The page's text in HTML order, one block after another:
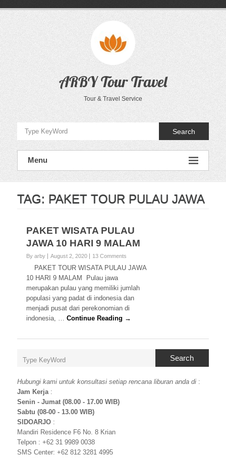
ARBY Tour Travel
Tour & Travel Service
Search
Menu
TAG: PAKET TOUR PULAU JAWA
PAKET WISATA PULAU
JAWA 10 HARI 9 MALAM
By arby August 2, 2020 13 Comments
PAKET TOUR WISATA PULAU JAWA
10 HARI 9 MALAM Pulau jawa
merupakan pulau yang memiliki jumlah
populasi yang padat di indonesia dan
menjadi pusat dari perekonomian di
indonesia, …Continue Reading →
Search
Hubungi kami untuk konsultasi setiap rencana liburan anda di :
Jam Kerja:
Senin - Jumat (08.00 - 17.00 WIB)
Sabtu (08-00 - 13.00 WIB)
SIDOARJO :
Mandiri Residence F6 No. 8 Krian
Telpon : +62 31 9989 0038
SMS Center: +62 812 3281 4995